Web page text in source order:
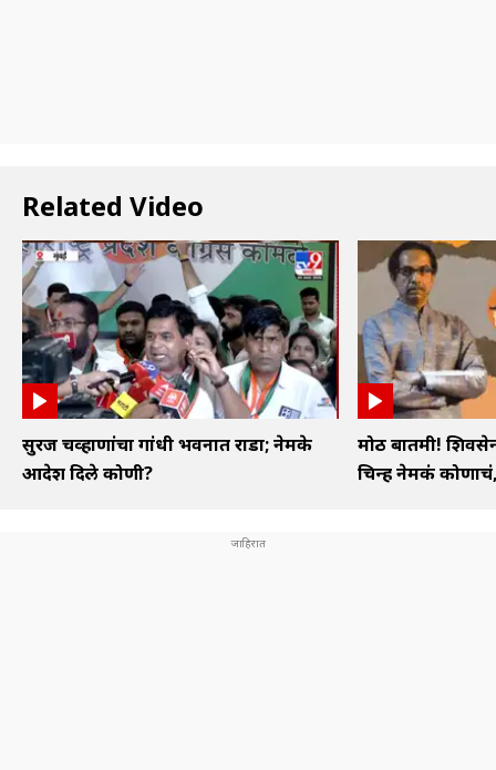
Related Video
सुरज चव्हाणांचा गांधी भवनात राडा; नेमके
आदेश दिले कोणी?
मोठी बातमी!
चिन्ह नेमकं कोणाचं,